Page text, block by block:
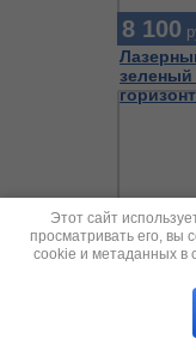
зеленый
8 100
Этот сайт
просматривать его, вы
cookie и метаданных в